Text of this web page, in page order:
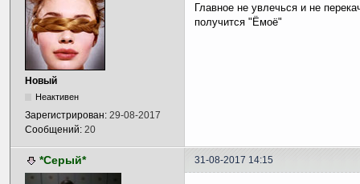
Новый
Неактивен
Зарегистрирован: 29-08-2017
Сообщений: 20
Главное не увлечься и не
получится "Ёмоё"
*Серый* 31-08-2017 14:15